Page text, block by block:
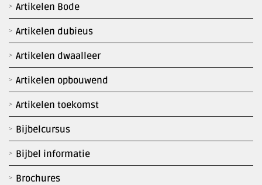
Artikelen Bode
Artikelen dubieus
Artikelen dwaalleer
Artikelen opbouwend
Artikelen toekomst
Bijbelcursus
Bijbel informatie
Brochures